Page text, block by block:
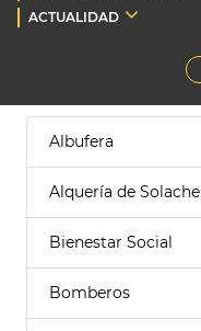
ACTUALIDAD
Albufera
Alquería de Solache
Bienestar Social
Bomberos